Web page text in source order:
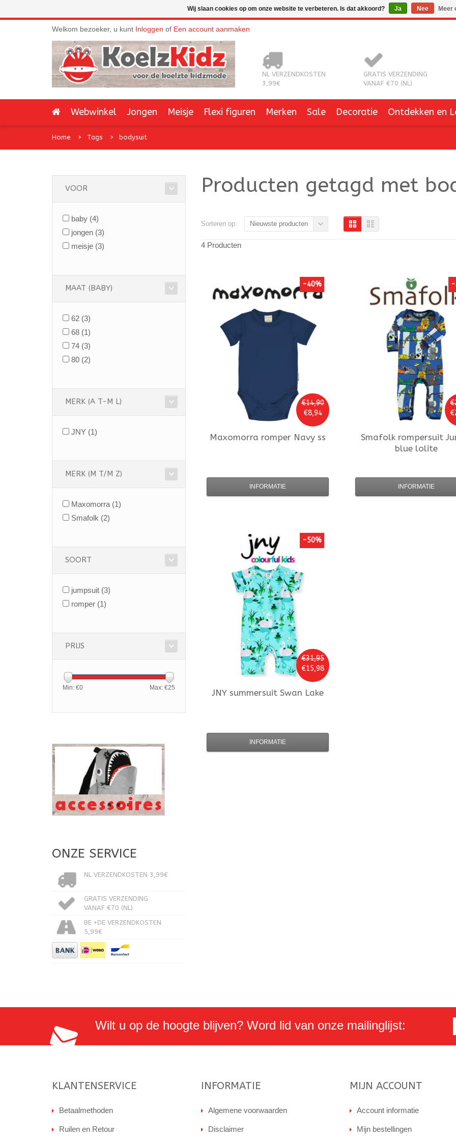
Welkom bezoeker, u kunt Inloggen of Een account aanmaken
NL VERZENDKOSTEN
3,99€
GRATIS VERZENDING
VANAF €70 (NL)
Webwinkel Jongen Meisje Flexi figuren Merken Sale Decoratie Ontdekken en
Home Tags bodysuit
VOOR
baby (4)
jongen (3)
meisje (3)
MAAT (BABY)
62 (3)
68 (1)
74 (3)
80 (2)
MERK (A T-M L)
JNY (1)
MERK (M T/M Z)
Maxomorra (1)
Smafolk (2)
SOORT
jumpsuit (3)
romper (1)
PRIJS
Min: €0 Max: €25
ONZE SERVICE
NL VERZENDKOSTEN 3,99€
GRATIS VERZENDING
VANAF €70 (NL)
BE +DE VERZENDKOSTEN
5,99€
Producten getagd met
Sorteren op: Nieuwste producten
4 Producten
€14,90
€8,94
-40%
Maxomorra romper Navy ss
INFORMATIE
-
Smafolkrompersuit
blue lolite
INFORMATIE
€31,95
€15,98
-50%
JNYsummersuit Swan Lake
INFORMATIE
Wilt u op de hoogte blijven? Word lid van onze mailinglijst:
KLANTENSERVICE
Betaalmethoden
Ruilen en Retour
INFORMATIE
Algemene voorwaarden
Disclaimer
MIJN ACCOUNT
Account informatie
Mijn bestellingen
Wij slaan cookies op om onze website te verbeteren. Is dat akkoord? Ja Nee Meer